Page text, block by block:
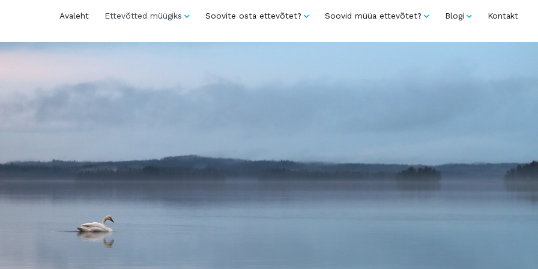
Avaleht Ettevõtted müügiks Soovite osta ettevõtet? Soovid müüa ettevõtet? Blogi Kontakt